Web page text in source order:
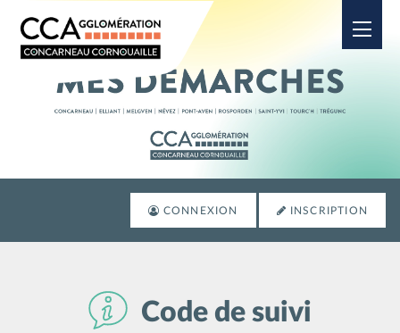
CONNEXION INSCRIPTION
Code de suivi